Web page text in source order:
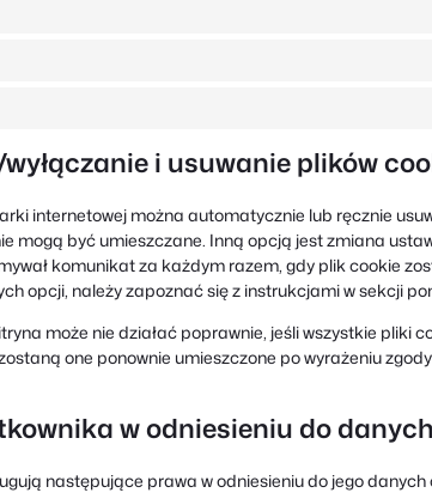
wyłączanie i usuwanie plików
internetowej można automatycznie lub ręcznie
mogą być umieszczane. Inną opcją jest zmiana
komunikat za każdym razem, gdy plik cookie
opcji, należy zapoznać się z instrukcjami w sekcji
może nie działać poprawnie, jeśli wszystkie pliki
one ponownie umieszczone po wyrażeniu
w odniesieniu do
następujące prawa w odniesieniu do jego danych